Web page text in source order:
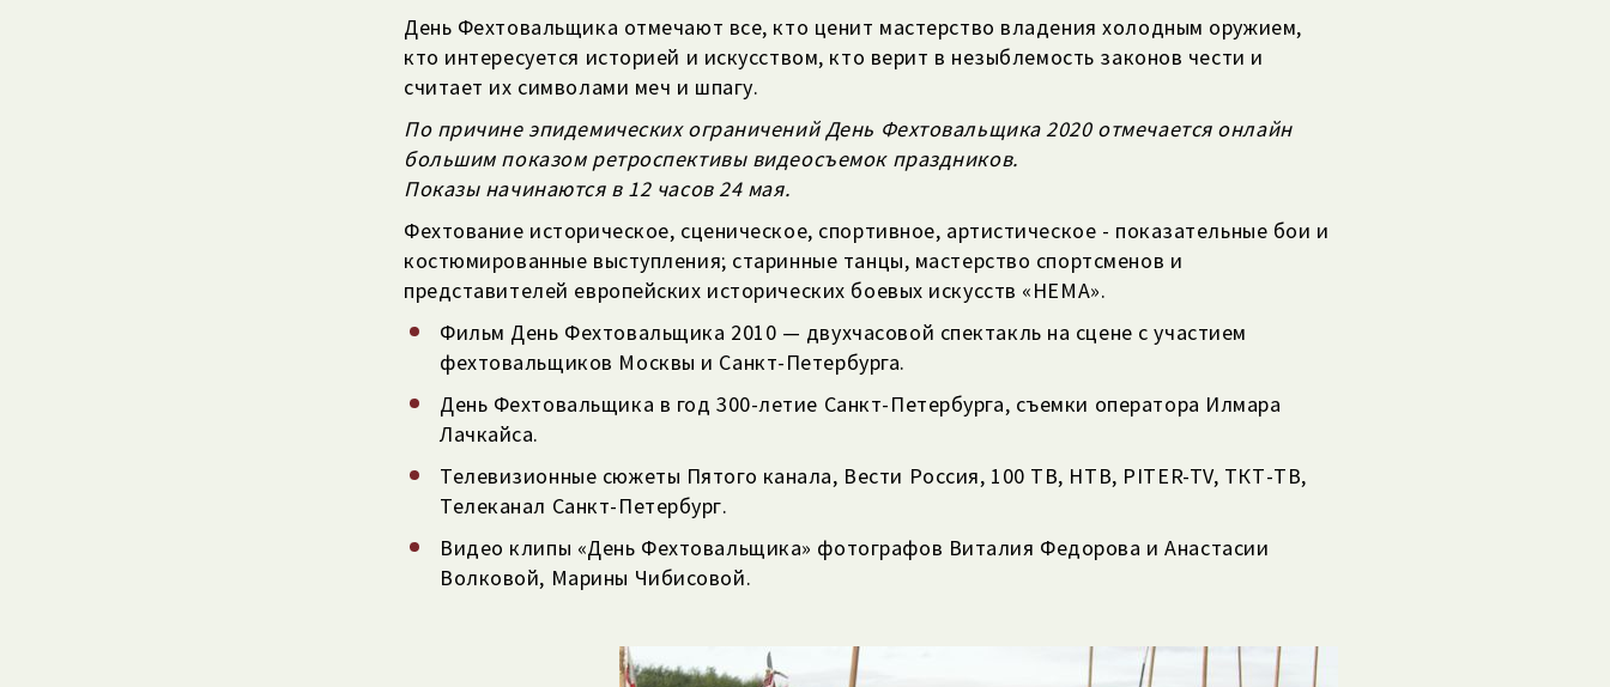
День Фехтовальщика отмечают все, кто ценит мастерство владения холодным оружием,
кто интересуется историей и искусством, кто верит в незыблемость законов чести и
считает их символами меч и шпагу.
По причине эпидемических ограничений День Фехтовальщика 2020 отмечается онлайн
большим показом ретроспективы видеосъемок праздников.
Показы начинаются в 12 часов 24 мая.
Фехтование историческое, сценическое, спортивное, артистическое - показательные бои и
костюмированные выступления; старинные танцы, мастерство спортсменов и
представителей европейских исторических боевых искусств «НЕМА».
Фильм День Фехтовальщика 2010 — двухчасовой спектакль на сцене с участием
фехтовальщиков Москвы и Санкт-Петербурга.
День Фехтовальщика в год 300-летие Санкт-Петербурга, съемки оператора Илмара
Лачкайса.
Телевизионные сюжеты Пятого канала, Вести Россия, 100 ТВ, НТВ, PITER-TV, ТКТ-ТВ,
Телеканал Санкт-Петербург.
Видео клипы «День Фехтовальщика» фотографов Виталия Федорова и Анастасии
Волковой, Марины Чибисовой.